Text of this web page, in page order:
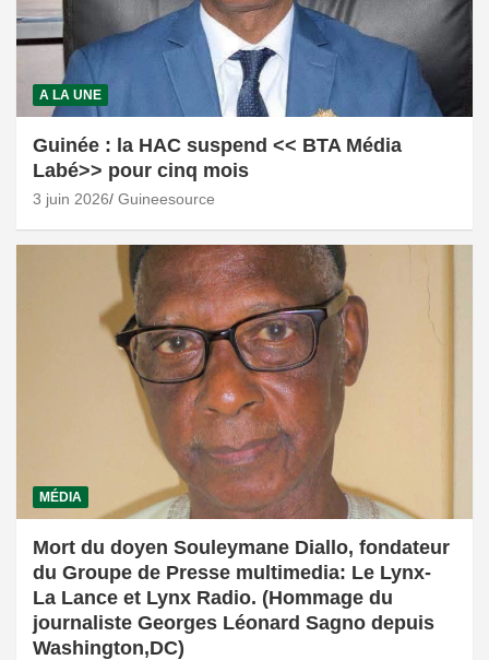
A LA UNE
Guinée : la HAC suspend << BTA Média
Labé>> pour cinq mois
3 juin 2026 Guineesource
MÉDIA
Mort du doyen Souleymane Diallo, fondateur
du Groupe de Presse multimedia: Le Lynx-
La Lance et Lynx Radio. (Hommage du
journaliste Georges Léonard Sagno depuis
Washington,DC)